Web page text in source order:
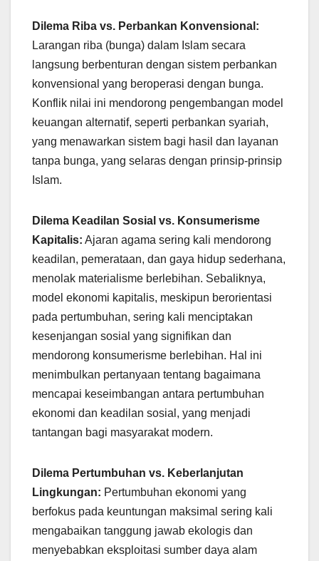
Dilema Riba vs. Perbankan Konvensional:
Larangan riba (bunga) dalam Islam secara
langsung berbenturan dengan sistem perbankan
konvensional yang beroperasi dengan bunga.
Konflik nilai ini mendorong pengembangan model
keuangan alternatif, seperti perbankan syariah,
yang menawarkan sistem bagi hasil dan layanan
tanpa bunga, yang selaras dengan prinsip-prinsip
Islam.
Dilema Keadilan Sosial vs. Konsumerisme
Kapitalis: Ajaran agama sering kali mendorong
keadilan, pemerataan, dan gaya hidup sederhana,
menolak materialisme berlebihan. Sebaliknya,
model ekonomi kapitalis, meskipun berorientasi
pada pertumbuhan, sering kali menciptakan
kesenjangan sosial yang signifikan dan
mendorong konsumerisme berlebihan. Hal ini
menimbulkan pertanyaan tentang bagaimana
mencapai keseimbangan antara pertumbuhan
ekonomi dan keadilan sosial, yang menjadi
tantangan bagi masyarakat modern.
Dilema Pertumbuhan vs. Keberlanjutan
Lingkungan: Pertumbuhan ekonomi yang
berfokus pada keuntungan maksimal sering kali
mengabaikan tanggung jawab ekologis dan
menyebabkan eksploitasi sumber daya alam